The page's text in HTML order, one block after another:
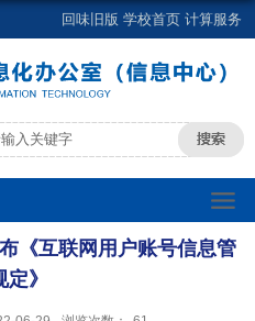
回味旧版 学校首页 计算服务
《互联网用户账号信息管
》